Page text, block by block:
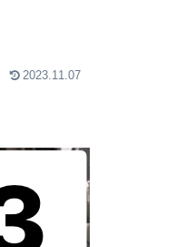
2023.11.07